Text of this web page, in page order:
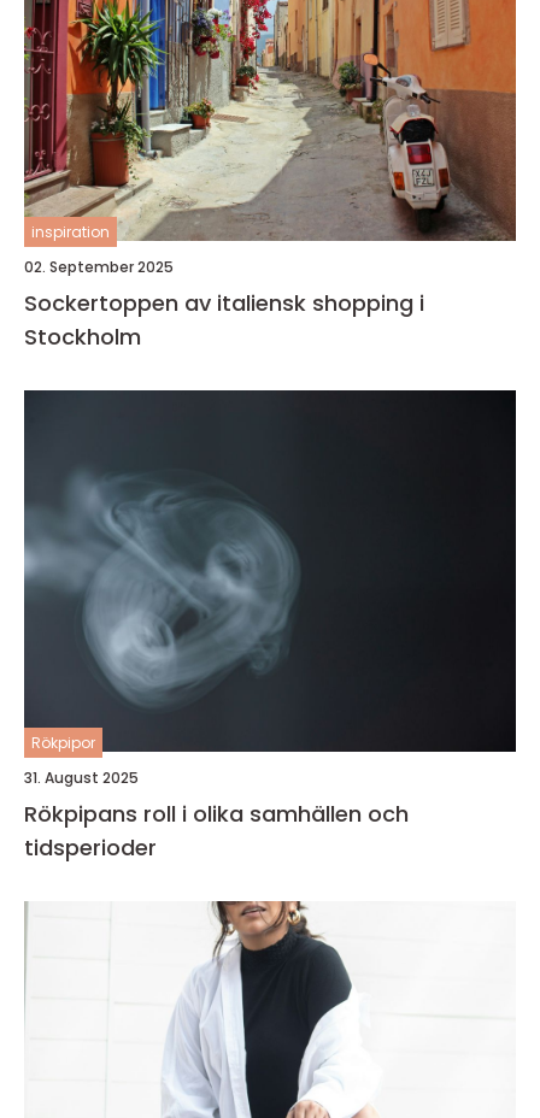
inspiration
02. September 2025
Sockertoppen av italiensk shopping i
Stockholm
Rökpipor
31. August 2025
Rökpipans roll i olika samhällen och
tidsperioder